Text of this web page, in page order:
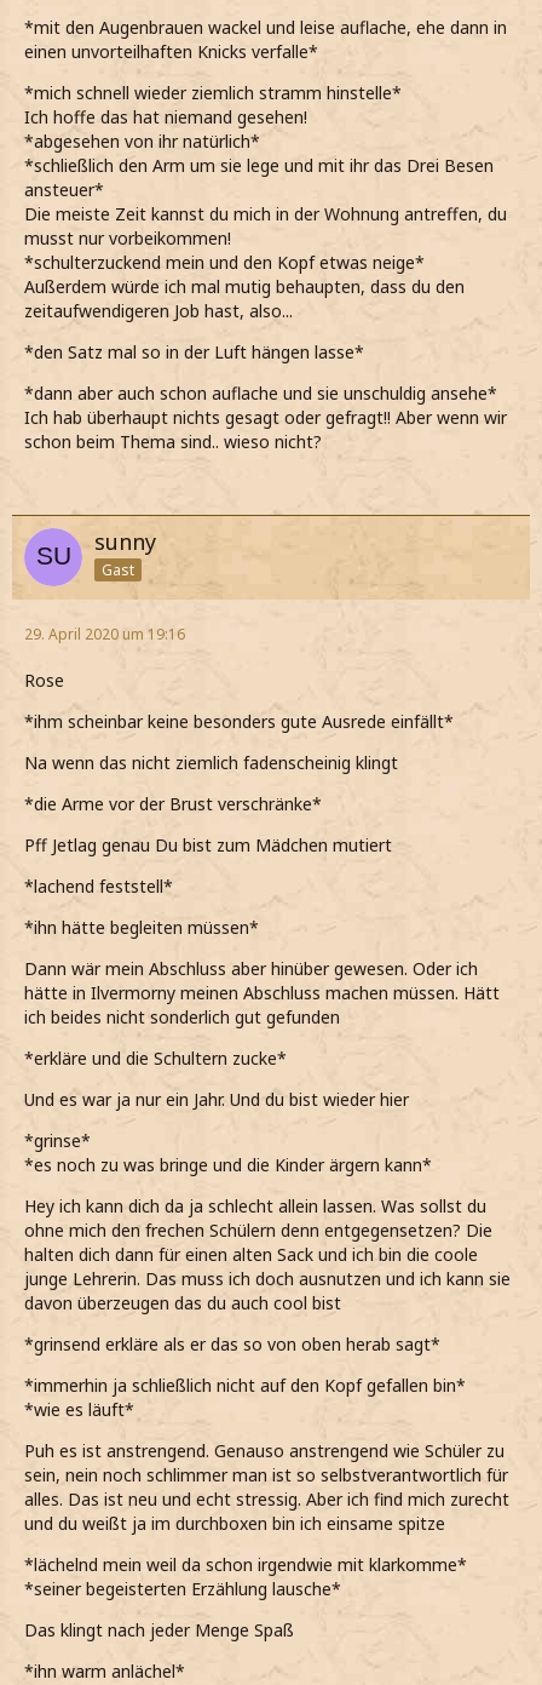
*mit den Augenbrauen wackel und leise auflache, ehe dann in
einen unvorteilhaften Knicks verfalle*
*mich schnell wieder ziemlich stramm hinstelle*
Ich hoffe das hat niemand gesehen!
*abgesehen von ihr natürlich*
*schließlich den Arm um sie lege und mit ihr das Drei Besen
ansteuer*
Die meiste Zeit kannst du mich in der Wohnung antreffen, du
musst nur vorbeikommen!
*schulterzuckend mein und den Kopf etwas neige*
Außerdem würde ich mal mutig behaupten, dass du den
zeitaufwendigeren Job hast, also...
*den Satz mal so in der Luft hängen lasse*
*dann aber auch schon auflache und sie unschuldig ansehe*
Ich hab überhaupt nichts gesagt oder gefragt!! Aber wenn wir
schon beim Thema sind.. wieso nicht?
sunny
Gast
29. April 2020 um 19:16
Rose
*ihm scheinbar keine besonders gute Ausrede einfällt*
Na wenn das nicht ziemlich fadenscheinig klingt
*die Arme vor der Brust verschränke*
Pff Jetlag genau Du bist zum Mädchen mutiert
*lachend feststell*
*ihn hätte begleiten müssen*
Dann wär mein Abschluss aber hinüber gewesen. Oder ich
hätte in Ilvermorny meinen Abschluss machen müssen. Hätt
ich beides nicht sonderlich gut gefunden
*erkläre und die Schultern zucke*
Und es war ja nur ein Jahr. Und du bist wieder hier
*grinse*
*es noch zu was bringe und die Kinder ärgern kann*
Hey ich kann dich da ja schlecht allein lassen. Was sollst du
ohne mich den frechen Schülern denn entgegensetzen? Die
halten dich dann für einen alten Sack und ich bin die coole
junge Lehrerin. Das muss ich doch ausnutzen und ich kann sie
davon überzeugen das du auch cool bist
*grinsend erkläre als er das so von oben herab sagt*
*immerhin ja schließlich nicht auf den Kopf gefallen bin*
*wie es läuft*
Puh es ist anstrengend. Genauso anstrengend wie Schüler zu
sein, nein noch schlimmer man ist so selbstverantwortlich für
alles. Das ist neu und echt stressig. Aber ich find mich zurecht
und du weißt ja im durchboxen bin ich einsame spitze
*lächelnd mein weil da schon irgendwie mit klarkomme*
*seiner begeisterten Erzählung lausche*
Das klingt nach jeder Menge Spaß
*ihn warm anlächel*